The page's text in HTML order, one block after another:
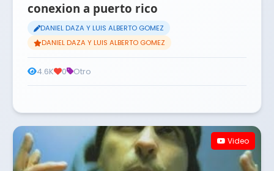
conexion a puerto rico
DANIEL DAZA Y LUIS ALBERTO GOMEZ
DANIEL DAZA Y LUIS ALBERTO GOMEZ
4.6K 0 Otro
Video